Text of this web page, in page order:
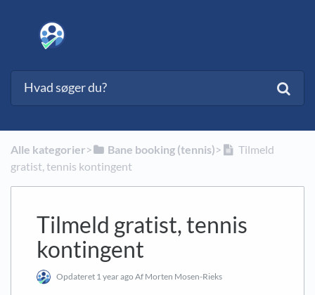
Alle kategorier​>​ ​Bane booking (tennis)​>​
Tilmeld
gratist, tennis kontingent
Tilmeld gratist, tennis
kontingent
Opdateret 1 year ago Af Morten Mosen-Rieks